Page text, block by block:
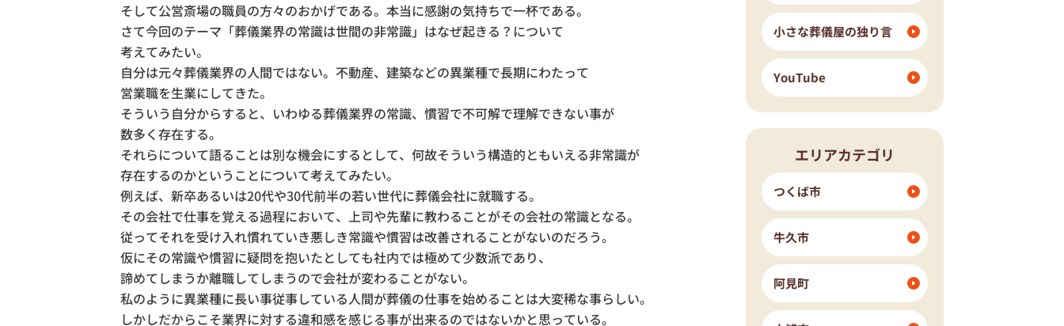
そして公営斎場の職員の方々のおかげである。本当に感謝の気持ちで一杯である。
さて今回のテーマ「葬儀業界の常識は世間の非常識」はなぜ起きる？について
考えてみたい。
自分は元々葬儀業界の人間ではない。不動産、建築などの異業種で長期にわたって
営業職を生業にしてきた。
そういう自分からすると、いわゆる葬儀業界の常識、慣習で不可解で理解できない事が
数多く存在する。
それらについて語ることは別な機会にするとして、何故そういう構造的ともいえる非常識が
存在するのかということについて考えてみたい。
例えば、新卒あるいは20代や30代前半の若い世代に葬儀会社に就職する。
その会社で仕事を覚える過程において、上司や先輩に教わることがその会社の常識となる。
従ってそれを受け入れ慣れていき悪しき常識や慣習は改善されることがないのだろう。
仮にその常識や慣習に疑問を抱いたとしても社内では極めて少数派であり、
諦めてしまうか離職してしまうので会社が変わることがない。
私のように異業種に長い事従事している人間が葬儀の仕事を始めることは大変稀な事らしい。
しかしだからこそ業界に対する違和感を感じる事が出来るのではないかと思っている。
小さな葬儀屋の独り言
YouTube
エリアカテゴリ
つくば市
牛久市
阿見町